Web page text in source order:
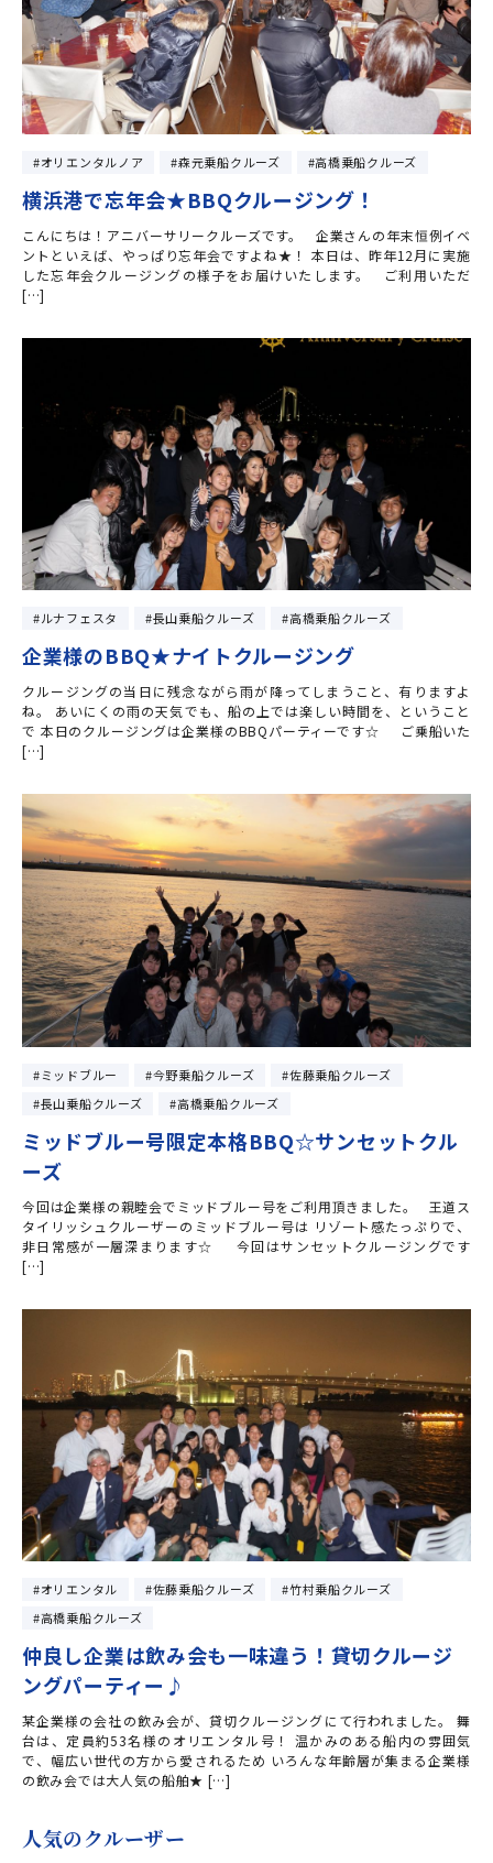
オリエンタルノア 森元乗船クルーズ 高橋乗船クルーズ
横浜港で忘年会★BBQクルージング！
こんにちは！アニバーサリークルーズです。 企業さんの年末恒例イベ
ントといえば、やっぱり忘年会ですよね★！ 本日は、昨年12月に実施
した忘年会クルージングの様子をお届けいたします。 ご利用いただ
[…]
ルナフェスタ 長山乗船クルーズ 高橋乗船クルーズ
企業様のBBQ★ナイトクルージング
クルージングの当日に残念ながら雨が降ってしまうこと、有りますよ
ね。 あいにくの雨の天気でも、船の上では楽しい時間を、ということ
で 本日のクルージングは企業様のBBQパーティーです☆ ご乗船いた
[…]
ミッドブルー 今野乗船クルーズ
佐藤乗船クルーズ
長山乗船クルーズ
高橋乗船クルーズ
ミッドブルー号限定本格BBQ☆サンセットクル
ーズ
今回は企業様の親睦会でミッドブルー号をご利用頂きました。 王道ス
タイリッシュクルーザーのミッドブルー号は リゾート感たっぷりで、
非日常感が一層深まります☆ 今回はサンセットクルージングです
[…]
オリエンタル 佐藤乗船クルーズ
竹村乗船クルーズ
高橋乗船クルーズ
仲良し企業は飲み会も一味違う！貸切クルージ
ングパーティー♪
某企業様の会社の飲み会が、貸切クルージングにて行われました。 舞
台は、定員約53名様のオリエンタル号！ 温かみのある船内の雰囲気
で、幅広い世代の方から愛されるため いろんな年齢層が集まる企業様
の飲み会では大人気の船舶★ […]
人気のクルーザー